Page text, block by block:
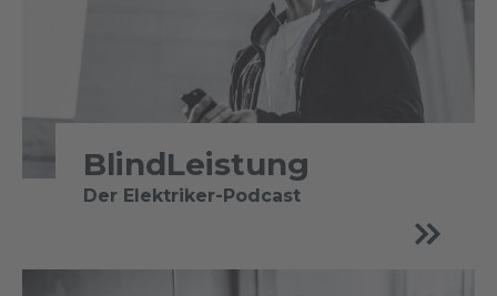
BlindLeistung
Der Elektriker-Podcast